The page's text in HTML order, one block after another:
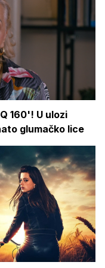
160'! U ulozi
glumačko lice